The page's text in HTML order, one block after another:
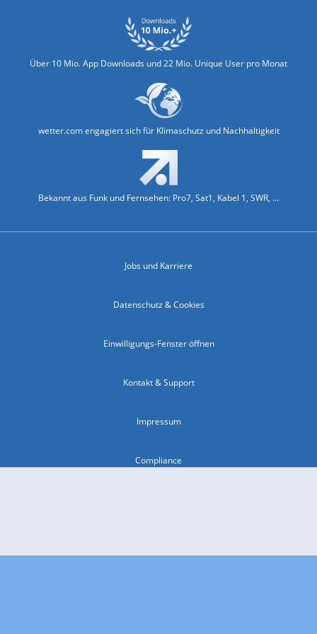
Über 10 Mio. App Downloads und 22 Mio. Unique User pro Monat
wetter.com engagiert sich für Klimaschutz und Nachhaltigkeit
Bekannt aus Funk und Fernsehen: Pro7, Sat1, Kabel 1, SWR, ...
Jobs und Karriere
Datenschutz & Cookies
Einwilligungs-Fenster öffnen
Kontakt & Support
Impressum
Compliance